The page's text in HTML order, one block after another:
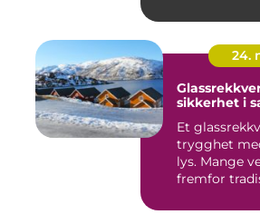
24.
Glassrekkverk lys,
sikkerhet i
Et
trygghet
lys. Mange
fremfor